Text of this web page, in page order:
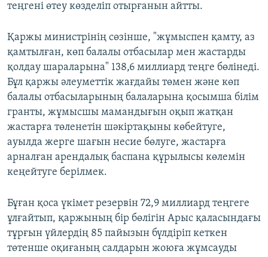
теңгені өтеу көзделіп отырғанын айтты.
Қаржы министрінің сөзінше, "жұмыспен қамту, аз
қамтылған, көп балалы отбасылар мен жастарды
қолдау шараларына" 138,6 миллиард теңге бөлінеді.
Бұл қаржы әлеуметтік жағдайы төмен және көп
балалы отбасыларының балаларына қосымша білім
гранты, жұмысшы мамандығын оқып жатқан
жастарға төленетін шәкіртақыны көбейтуге,
ауылда жерге шағын несие бөлуге, жастарға
арналған арендалық баспана құрылысы көлемін
кеңейтуге берілмек.
Бұған қоса үкімет резервін 72,9 миллиард теңгеге
ұлғайтып, қаржының бір бөлігін Арыс қаласындағы
тұрғын үйлердің 85 пайызын бүлдіріп кеткен
төтенше оқиғаның салдарын жоюға жұмсауды